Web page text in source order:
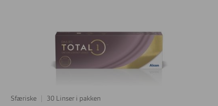
Sfæriske 30 Linser i pakken